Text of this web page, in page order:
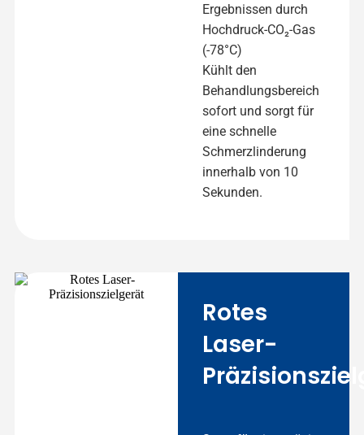
Ergebnissen durch
Hochdruck-CO₂-Gas
(-78°C)
Kühlt den
Behandlungsbereich
sofort und sorgt für
eine schnelle
Schmerzlinderung
innerhalb von 10
Sekunden.
Rotes
Laser-